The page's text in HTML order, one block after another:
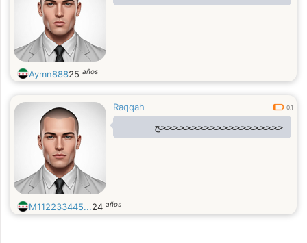
Aymn88825 años
Raqqah 0.1
ححححححححححححححححححححح
M112233445...24 años